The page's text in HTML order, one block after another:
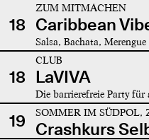
18
ZUM MITMACHEN
Caribbean
Salsa, Bachata, Merengue
18
CLUB
LaVIVA
Die barrierefreie Party für
19 SOMMER IM
Crashkurs